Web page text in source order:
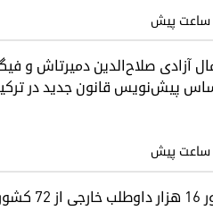
آزادی صلاح‌الدین دمیرتاش و
پیش‌نویس قانون جدید در
حضور ۱۶ هزار